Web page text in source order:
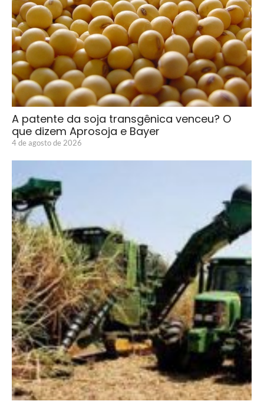
A patente da soja transgênica venceu? O
que dizem Aprosoja e Bayer
4 de agosto de 2026